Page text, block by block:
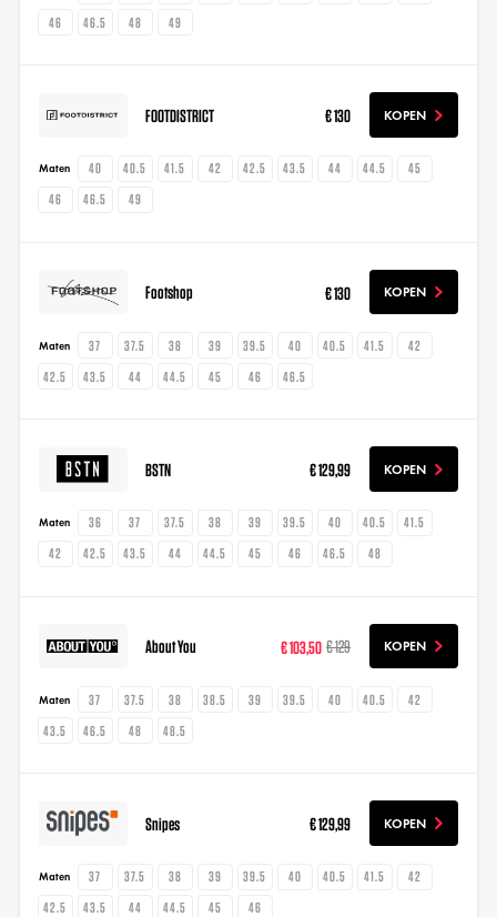
46
46.5 48 49
FOOTDISTRICT € 130 KOPEN
Maten 40 40.5 41.5 42 42.5 43.5 44 44.5
45
46
46.5 49
Footshop € 130 KOPEN
Maten 37 37.5 38 39 39.5 40 40.5 41.5
42
42.5
43.5 44 44.5 45 46 46.5
BSTN € 129,99 KOPEN
Maten 36 37 37.5 38 39 39.5 40 40.5
41.5
42
42.5 43.5 44 44.5 45 46 46.5 48
About You € 103,50 € 129 KOPEN
Maten 37 37.5 38 38.5 39 39.5 40 40.5
42
43.5
46.5 48 48.5
Snipes € 129,99 KOPEN
Maten 37 37.5 38 39 39.5 40 40.5 41.5
42
42.5
43.5 44 44.5 45 46